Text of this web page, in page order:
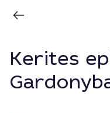
Kerites